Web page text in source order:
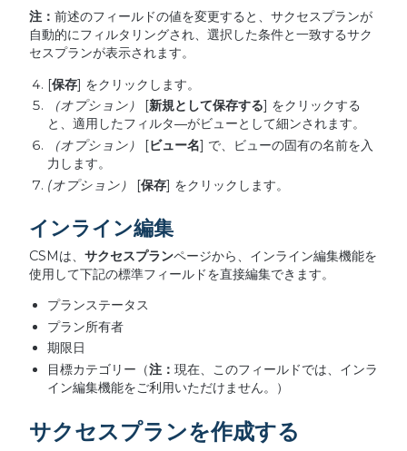
注： 前述のフィールドの値を変更すると、サクセスプランが
自動的にフィルタリングされ、選択した条件と一致するサク
セスプランが表示されます。
[保存] をクリックします。
（オプション）
[新規として保存する] をクリックする
と、適用したフィルタ―がビューとして細ンされます。
（オプション）
[ビュー名] で、ビューの固有の名前を入
力します。
(オプション） [保存] をクリックします。
インライン編集
CSMは、 サクセスプランページから、インライン編集機能を
使用して下記の標準フィールドを直接編集できます。
プランステータス
プラン所有者
期限日
目標カテゴリー（注： 現在、このフィールドでは、インラ
イン編集機能をご利用いただけません。）
サクセスプランを作成する